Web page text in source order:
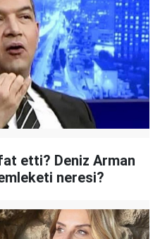
etti? Deniz Arman
neresi?